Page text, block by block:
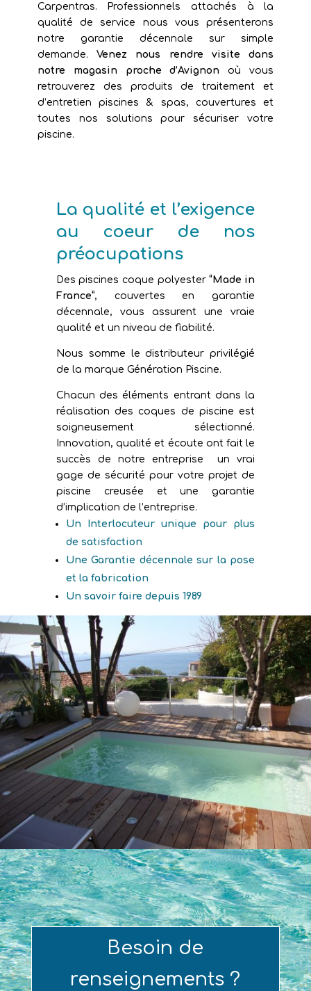
Carpentras. Professionnels attachés à la
qualité de service nous vous présenterons
notre garantie décennale sur simple
demande.Venez nous rendre visite dans
notre magasin proche d’Avignonoù vous
retrouverez des produits de traitement et
d’entretien piscines & spas, couvertures et
toutes nos solutions pour sécuriser votre
piscine.
La qualité et l’exigence
au coeur de nos
préocupations
Des piscines coque polyester“Made in
France”, couvertes en garantie
décennale, vous assurent une vraie
qualité et un niveau de fiabilité.
Nous somme le distributeur privilégié
de la marque Génération Piscine.
Chacun des éléments entrant dans la
réalisation des coques de piscine est
soigneusement sélectionné.
Innovation, qualité et écoute ont fait le
succès de notre entreprise un vrai
gage de sécurité pour votre projet de
piscine creusée et une garantie
d’implication de l’entreprise.
Un Interlocuteur unique pour plus
de satisfaction
Une Garantie décennale sur la pose
et la fabrication
Un savoir faire depuis 1989
Besoin de
renseignements ?